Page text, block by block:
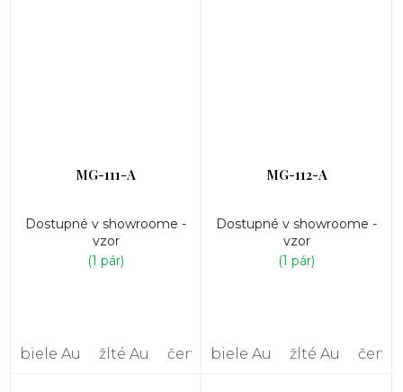
MG-111-A
Dostupné v showroome -
vzor
(1 pár)
biele Au žlté Au červené Au
MG-112-A
Dostupné v showroome -
vzor
(1 pár)
biele Au žlté Au